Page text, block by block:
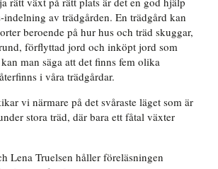
indelning av trädgården. En trädgård kan
beroende på hur hus och träd skuggar,
förflyttad jord och inköpt jord som
man säga att det finns fem olika
i våra trädgårdar.
vi närmare på det svåraste läget som är
stora träd, där bara ett fåtal växter
Lena Truelsen håller föreläsningen